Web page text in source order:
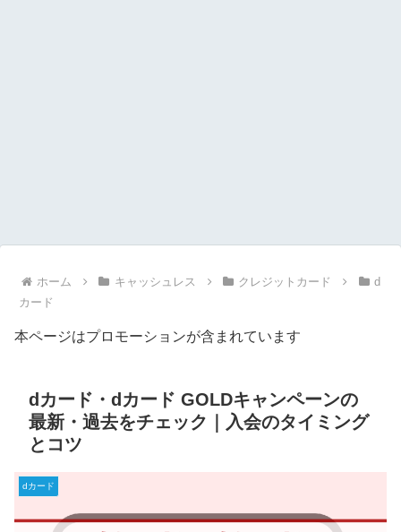
ホーム キャッシュレス クレジットカード
d
カード
本ページはプロモーションが含まれています
dカード・dカード GOLDキャンペーンの
最新・過去をチェック｜入会のタイミング
とコツ
dカード